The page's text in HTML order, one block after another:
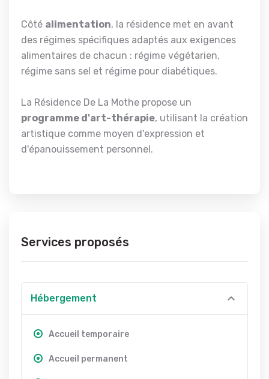
Côté alimentation, la résidence met en avant
des régimes spécifiques adaptés aux exigences
alimentaires de chacun : régime végétarien,
régime sans sel et régime pour diabétiques.
La Résidence De La Mothe propose un
programme d'art-thérapie, utilisant la création
artistique comme moyen d'expression et
d'épanouissement personnel.
Services proposés
Hébergement
Accueil temporaire
Accueil permanent